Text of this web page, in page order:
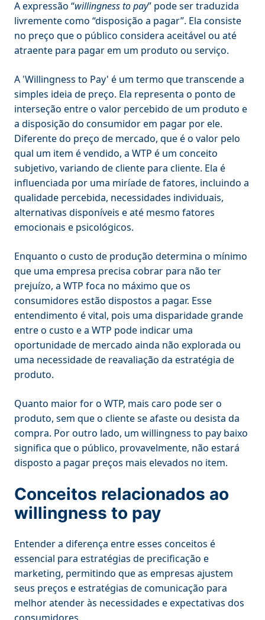
A expressão “willingness to pay” pode ser traduzida
livremente como “disposição a pagar”. Ela consiste
no preço que o público considera aceitável ou até
atraente para pagar em um produto ou serviço.
A 'Willingness to Pay' é um termo que transcende a
simples ideia de preço. Ela representa o ponto de
interseção entre o valor percebido de um produto e
a disposição do consumidor em pagar por ele.
Diferente do preço de mercado, que é o valor pelo
qual um item é vendido, a WTP é um conceito
subjetivo, variando de cliente para cliente. Ela é
influenciada por uma miríade de fatores, incluindo a
qualidade percebida, necessidades individuais,
alternativas disponíveis e até mesmo fatores
emocionais e psicológicos.
Enquanto o custo de produção determina o mínimo
que uma empresa precisa cobrar para não ter
prejuízo, a WTP foca no máximo que os
consumidores estão dispostos a pagar. Esse
entendimento é vital, pois uma disparidade grande
entre o custo e a WTP pode indicar uma
oportunidade de mercado ainda não explorada ou
uma necessidade de reavaliação da estratégia de
produto.
Quanto maior for o WTP, mais caro pode ser o
produto, sem que o cliente se afaste ou desista da
compra. Por outro lado, um willingness to pay baixo
significa que o público, provavelmente, não estará
disposto a pagar preços mais elevados no item.
Conceitos relacionados ao
willingness to pay
Entender a diferença entre esses conceitos é
essencial para estratégias de precificação e
marketing, permitindo que as empresas ajustem
seus preços e estratégias de comunicação para
melhor atender às necessidades e expectativas dos